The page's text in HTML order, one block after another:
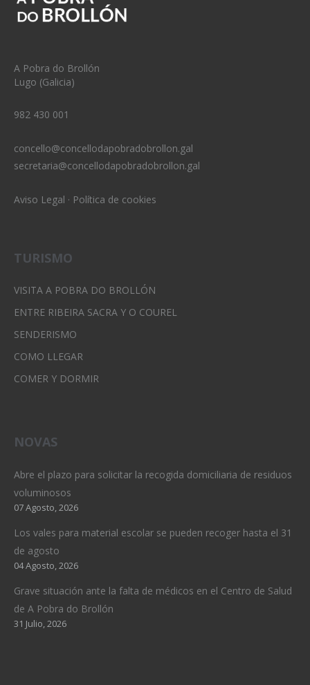
A Pobra do Brollón
Lugo (Galicia)
982 430 001
concello@concellodapobradobrollon.gal
secretaria@concellodapobradobrollon.gal
Aviso Legal · Política de cookies
TURISMO
VISITA A POBRA DO BROLLÓN
ENTRE RIBEIRA SACRA Y O COUREL
SENDERISMO
COMO LLEGAR
COMER Y DORMIR
NOVAS
Abre el plazo para solicitar la recogida domiciliaria de residuos
voluminosos
07 Agosto, 2026
Los vales para material escolar se pueden recoger hasta el 31
de agosto
04 Agosto, 2026
Grave situación ante la falta de médicos en el Centro de Salud
de A Pobra do Brollón
31 Julio, 2026